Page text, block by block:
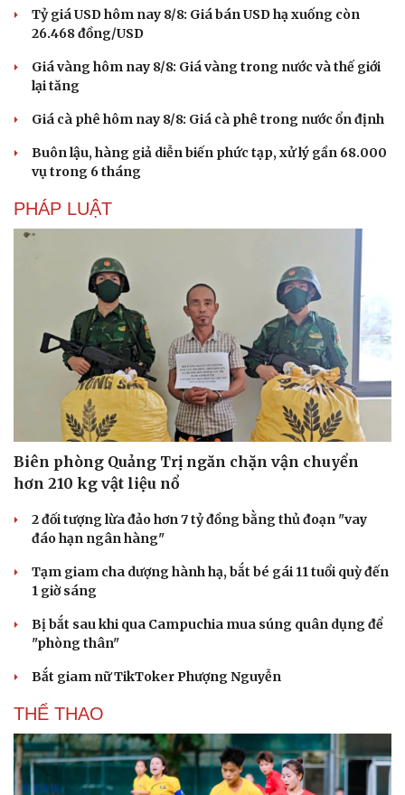
Sức khỏe
Cây thuốc
Sản phụ khoa
Làm đẹp - giảm cân
Phòng mạch online
Ăn sạch sống khỏe
Tình yêu - Gia đình
Tỷ giá USD hôm nay 8/8: Giá bán USD hạ xuống còn
26.468 đồng/USD
Giá vàng hôm nay 8/8: Giá vàng trong nước và thế giới
lại tăng
Giá cà phê hôm nay 8/8: Giá cà phê trong nước ổn định
Buôn lậu, hàng giả diễn biến phức tạp, xử lý gần 68.000
vụ trong 6 tháng
PHÁP LUẬT
Biên phòng Quảng Trị ngăn chặn vận chuyển
hơn 210 kg vật liệu nổ
2 đối tượng lừa đảo hơn 7 tỷ đồng bằng thủ đoạn "vay
đáo hạn ngân hàng"
Tạm giam cha dượng hành hạ, bắt bé gái 11 tuổi quỳ đến
1 giờ sáng
Bị bắt sau khi qua Campuchia mua súng quân dụng để
"phòng thân"
Bắt giam nữ TikToker Phượng Nguyễn
THỂ THAO